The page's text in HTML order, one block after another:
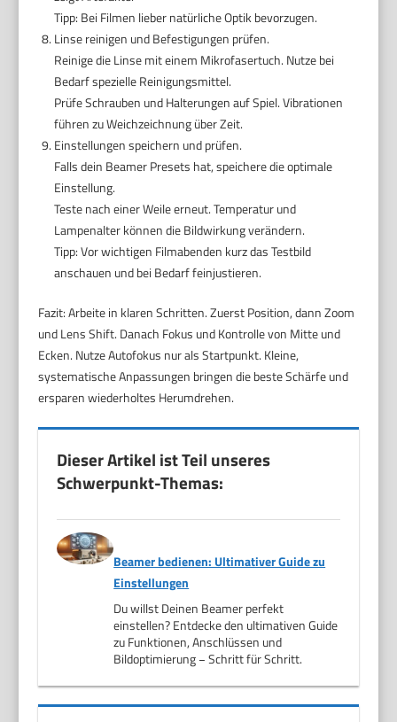
Tipp: Bei Filmen lieber natürliche Optik bevorzugen.
Linse reinigen und Befestigungen prüfen.
Reinige die Linse mit einem Mikrofasertuch. Nutze bei
Bedarf spezielle Reinigungsmittel.
Prüfe Schrauben und Halterungen auf Spiel. Vibrationen
führen zu Weichzeichnung über Zeit.
Einstellungen speichern und prüfen.
Falls dein Beamer Presets hat, speichere die optimale
Einstellung.
Teste nach einer Weile erneut. Temperatur und
Lampenalter können die Bildwirkung verändern.
Tipp: Vor wichtigen Filmabenden kurz das Testbild
anschauen und bei Bedarf feinjustieren.
Fazit: Arbeite in klaren Schritten. Zuerst Position, dann Zoom
und Lens Shift. Danach Fokus und Kontrolle von Mitte und
Ecken. Nutze Autofokus nur als Startpunkt. Kleine,
systematische Anpassungen bringen die beste Schärfe und
ersparen wiederholtes Herumdrehen.
Dieser Artikel ist Teil unseres
Schwerpunkt-Themas:
Beamer bedienen: Ultimativer Guide zu
Einstellungen
Du willst Deinen Beamer perfekt
einstellen? Entdecke den ultimativen Guide
zu Funktionen, Anschlüssen und
Bildoptimierung − Schritt für Schritt.